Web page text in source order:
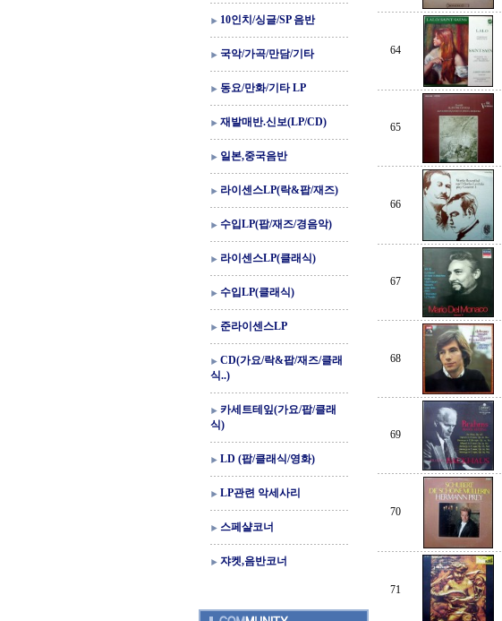
10인치/싱글/SP 음반
국악/가곡/만담/기타
동요/만화/기타 LP
재발매반.신보(LP/CD)
일본,중국음반
라이센스LP(락&팝/재즈)
수입LP(팝/재즈/경음악)
라이센스LP(클래식)
수입LP(클래식)
준라이센스LP
CD(가요/락&팝/재즈/클래
식..)
카세트테잎(가요/팝/클래
식)
LD (팝/클래식/영화)
LP관련 악세사리
스페샬코너
쟈켓,음반코너
64
65
66
67
68
69
70
71